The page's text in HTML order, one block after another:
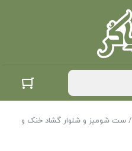
/ ست شومیز و شلوار گشاد خنک و